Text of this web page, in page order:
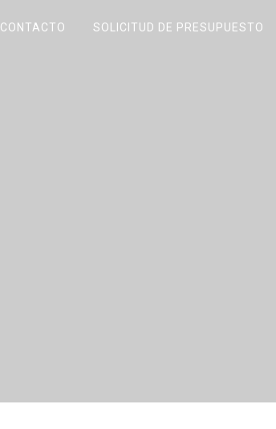
CONTACTO SOLICITUD DE PRESUPUESTO